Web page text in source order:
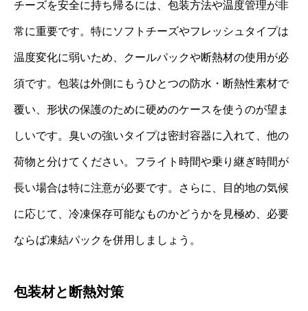
チーズを安全に持ち帰るには、包装方法や温度管理が非
常に重要です。特にソフトチーズやフレッシュタイプは
温度変化に弱いため、クールパックや断熱材の使用が必
須です。包装は外側にもうひとつの防水・断熱性素材で
覆い、形状の保護のために硬めのケースを使うのが望ま
しいです。臭いの強いタイプは密封容器に入れて、他の
荷物と分けてください。フライト時間や乗り継ぎ時間が
長い場合は特に注意が必要です。さらに、目的地の気候
に応じて、冷凍保存可能なものかどうかを見極め、必要
ならば凍結パックを併用しましょう。
包装材と断熱対策